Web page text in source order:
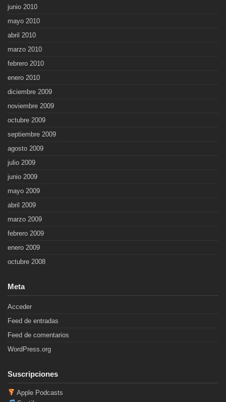
junio 2010
mayo 2010
abril 2010
marzo 2010
febrero 2010
enero 2010
diciembre 2009
noviembre 2009
octubre 2009
septiembre 2009
agosto 2009
julio 2009
junio 2009
mayo 2009
abril 2009
marzo 2009
febrero 2009
enero 2009
octubre 2008
Meta
Acceder
Feed de entradas
Feed de comentarios
WordPress.org
Suscripciones
Apple Podcasts